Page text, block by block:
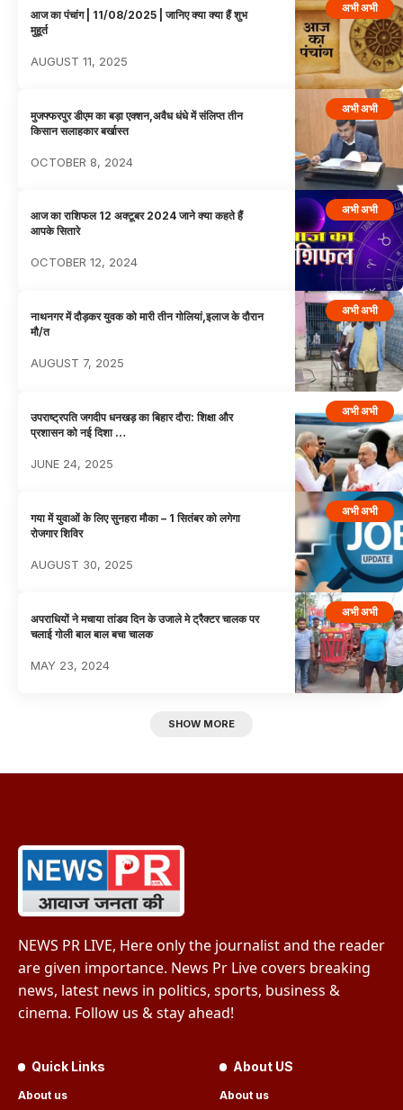
अभी अभी
आज का पंचांग | 11/08/2025 | जानिए क्या क्या हैं शुभ
मुहूर्त
AUGUST 11, 2025
अभी अभी
मुजफ्फरपुर डीएम का बड़ा एक्शन,अवैध धंधे में संलिप्त तीन
किसान सलाहकार बर्खास्त
OCTOBER 8, 2024
अभी अभी
आज का राशिफल 12 अक्टूबर 2024 जाने क्या कहते हैं
आपके सितारे
OCTOBER 12, 2024
अभी अभी
नाथनगर में दौड़कर युवक को मारी तीन गोलियां,इलाज के दौरान
मौ/त
AUGUST 7, 2025
अभी अभी
उपराष्ट्रपति जगदीप धनखड़ का बिहार दौरा: शिक्षा और
प्रशासन को नई दिशा …
JUNE 24, 2025
अभी अभी
गया में युवाओं के लिए सुनहरा मौका – 1 सितंबर को लगेगा
रोजगार शिविर
AUGUST 30, 2025
अभी अभी
अपराधियों ने मचाया तांडव दिन के उजाले मे ट्रैक्टर चालक पर
चलाई गोली बाल बाल बचा चालक
MAY 23, 2024
SHOW MORE
NEWS PR LIVE, Here only the journalist and the reader
are given importance. News Pr Live covers breaking
news, latest news in politics, sports, business &
cinema. Follow us & stay ahead!
Quick Links
About us
About US
About us